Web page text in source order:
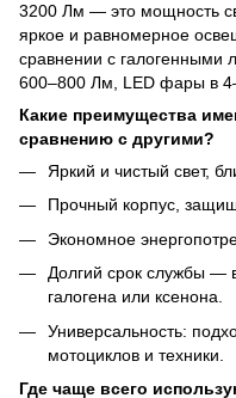
3200 Лм — это мощность
яркое и равномерное
сравнении с галогенными
600–800 Лм, LED фары в
Какие преимущества
сравнению с другими?
Яркий и чистый свет,
Прочный корпус,
Экономное
Долгий срок службы —
галогена или ксенона.
Универсальность:
мотоциклов и техники.
Где чаще всего